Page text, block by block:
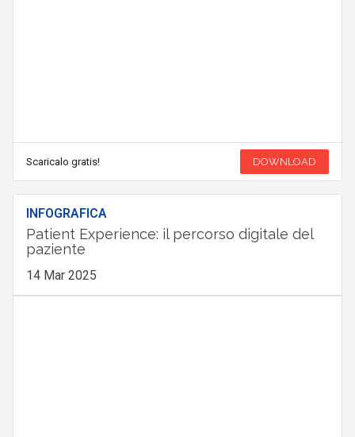
Scaricalo gratis! DOWNLOAD
INFOGRAFICA
Patient Experience: il percorso digitale del
paziente
14 Mar 2025